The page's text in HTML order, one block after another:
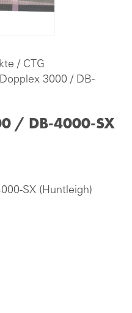
/ CTG
3000 / DB-
/ DB-4000-SX
SX (Huntleigh)